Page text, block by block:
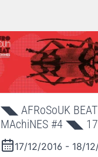
◥◣ AFRoSoUK BEAT
MAchiNES #4 ◥◣ 17
Décembre ◥◣
SOUKMACHINES
17/12/2016 - 18/